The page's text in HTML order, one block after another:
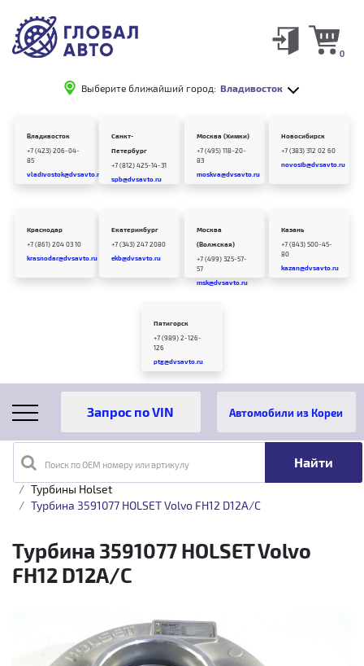
Выберите ближайший город: Владивосток
0
Владивосток
+7 (423) 206-04-
85
vladivostok@dvsavto.ru
Санкт-
Петербург
+7 (812) 425-14-31
spb@dvsavto.ru
Москва (Химки)
+7 (495) 118-20-
83
moskva@dvsavto.ru
Новосибирск
+7 (383) 312 02 60
novosib@dvsavto.ru
Краснодар
+7 (861) 204 03 10
krasnodar@dvsavto.ru
Екатеринбург
+7 (343) 247 2080
ekb@dvsavto.ru
Москва
(Волжская)
+7 (499) 325-57-
57
msk@dvsavto.ru
Казань
+7 (843) 500-45-
80
kazan@dvsavto.ru
Пятигорск
+7 (989) 2-126-
126
ptg@dvsavto.ru
Поиск по OEM номеру или артикулу
Автомобили из Кореи
Главная Каталог товаров Турбины
Турбины Holset
Турбина 3591077 HOLSET Volvo FH12 D12A/C
Турбина 3591077 HOLSET Volvo
FH12 D12A/C